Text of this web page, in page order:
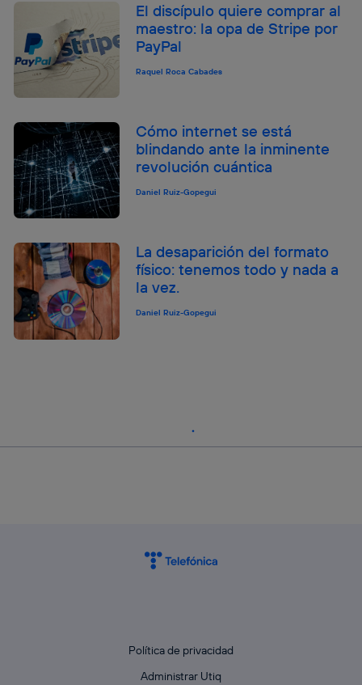
El discípulo quiere comprar al
maestro: la opa de Stripe por
PayPal
Raquel Roca Cabades
Cómo internet se está
blindando ante la inminente
revolución cuántica
Daniel Ruiz-Gopegui
La desaparición del formato
físico: tenemos todo y nada a
la vez.
Daniel Ruiz-Gopegui
Política de privacidad
Administrar Utiq